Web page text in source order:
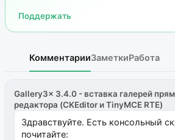
Поддержать
КомментарииЗаметкиРабота
Gallery3x 3.4.0 - вставка галерей
редактора (CKEditor и TinyMCE RTE)
Здравствуйте. Есть консольный
почитайте: